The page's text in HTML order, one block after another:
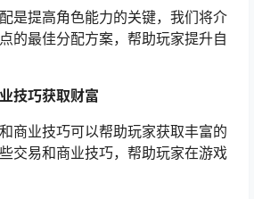
是提高角色能力的关键，我们将介
的最佳分配方案，帮助玩家提升自
技巧获取财富
商业技巧可以帮助玩家获取丰富的
交易和商业技巧，帮助玩家在游戏